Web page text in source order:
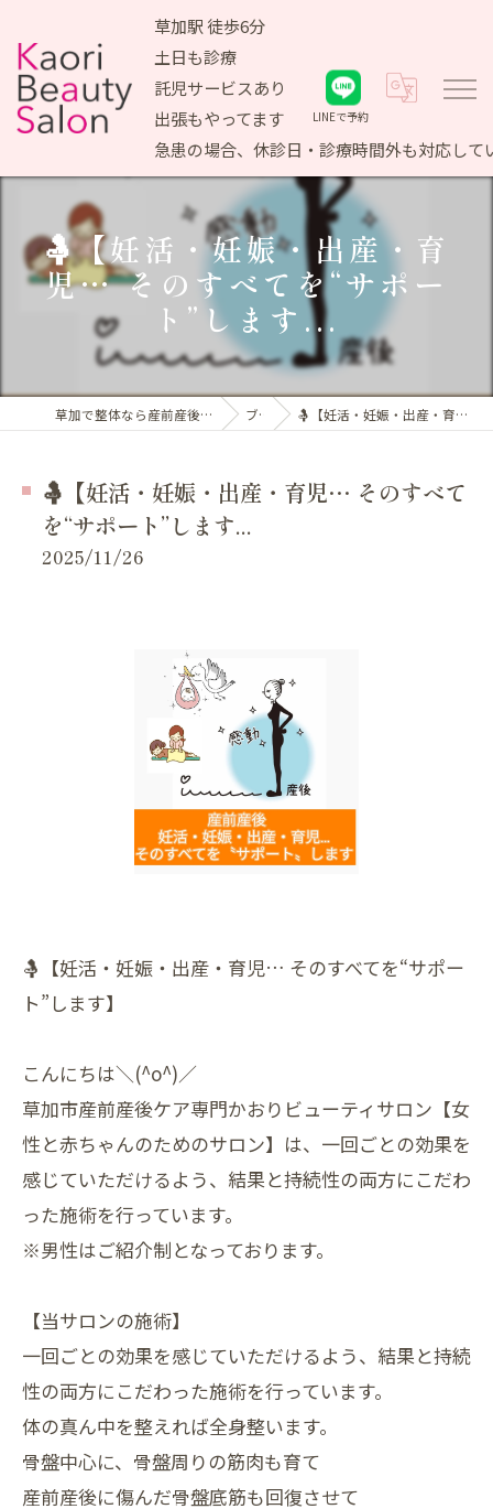
草加駅 徒歩6分
土日も診療
託児サービスあり
出張もやってます
急患の場合、休診日・診療時間外も対応して
LINEで予約
🤱【妊活・妊娠・出産・育
児… そのすべてを“サポー
ト”します...
草加で整体なら産前産後ケア専門 かおりビューティサロン ブログ 🤱【妊活・妊娠・出産・育児… そのすべてを“サポート”します...
🤱【妊活・妊娠・出産・育児… そのすべて
を“サポート”します...
2025/11/26
🤱【妊活・妊娠・出産・育児… そのすべてを“サポー
ト”します】
こんにちは＼(^o^)／
草加市産前産後ケア専門かおりビューティサロン【女
性と赤ちゃんのためのサロン】は、一回ごとの効果を
感じていただけるよう、結果と持続性の両方にこだわ
った施術を行っています。
※男性はご紹介制となっております。
【当サロンの施術】
一回ごとの効果を感じていただけるよう、結果と持続
性の両方にこだわった施術を行っています。
体の真ん中を整えれば全身整います。
骨盤中心に、骨盤周りの筋肉も育て
産前産後に傷んだ骨盤底筋も回復させて